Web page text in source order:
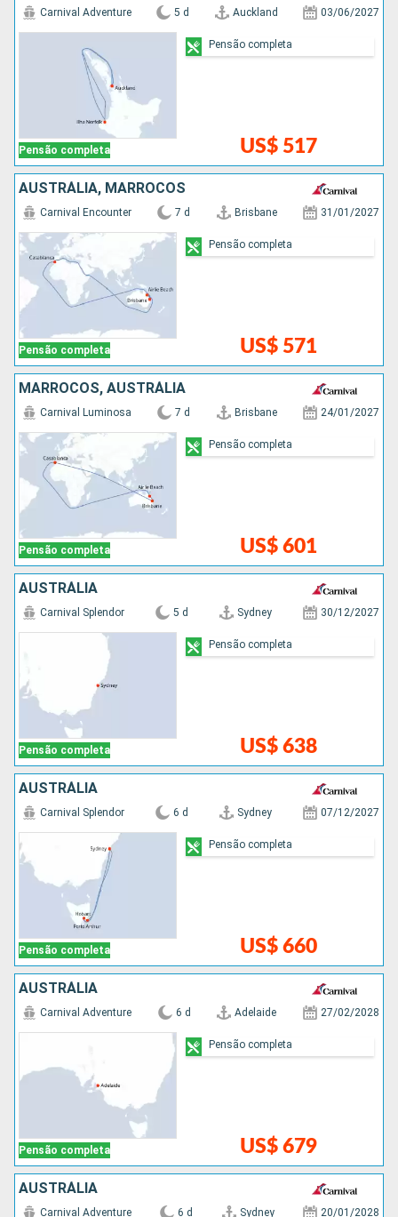
Pensão completa
Carnival Adventure 5 d Auckland 03/06/2027
US$ 517
Pensão completa
AUSTRÁLIA, MARROCOS
Pensão completa
Carnival Encounter 7 d Brisbane 31/01/2027
US$ 571
Pensão completa
MARROCOS, AUSTRÁLIA
Pensão completa
Carnival Luminosa 7 d Brisbane 24/01/2027
US$ 601
Pensão completa
AUSTRÁLIA
Pensão completa
Carnival Splendor 5 d Sydney 30/12/2027
US$ 638
Pensão completa
AUSTRÁLIA
Pensão completa
Carnival Splendor 6 d Sydney 07/12/2027
US$ 660
Pensão completa
AUSTRÁLIA
Pensão completa
Carnival Adventure 6 d Adelaide 27/02/2028
US$ 679
Pensão completa
AUSTRÁLIA
Carnival Adventure 6 d Sydney 20/01/2028